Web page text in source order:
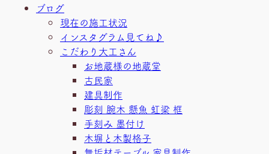
ブログ
現在の施工状況
インスタグラム見てね♪
こだわり大工さん
お地蔵様の地蔵堂
古民家
建具制作
彫刻 腕木 懸魚 虹梁 框
手刻み 墨付け
木塀と木製格子